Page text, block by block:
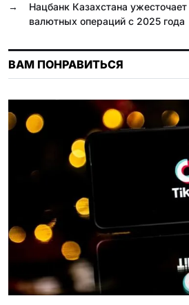
→
Нацбанк Казахстана
валютных операций с 2025 года
ВАМ ПОНРАВИТЬСЯ